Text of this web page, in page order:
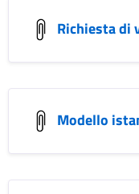
Richiesta di
Modello